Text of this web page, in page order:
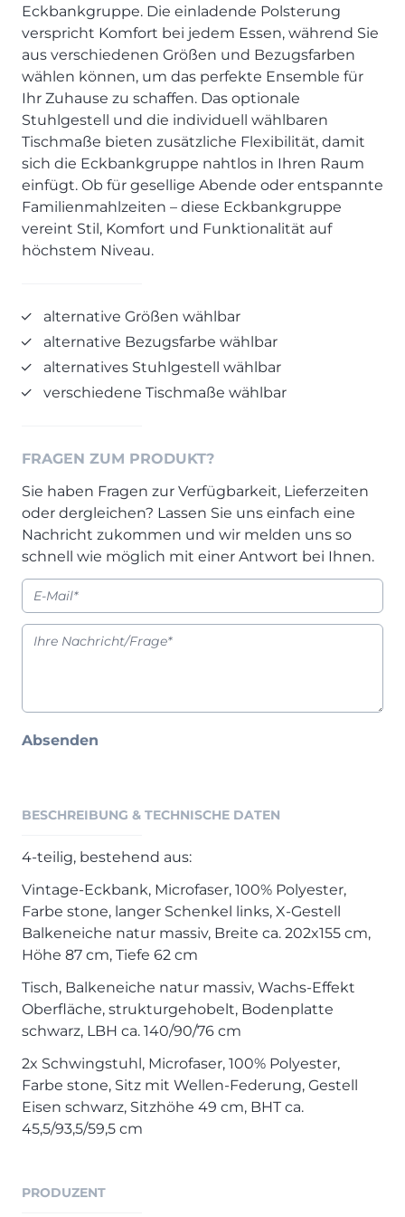
Bar- & Barhockersysteme
Beimöbel
Einzelstühle & Stuhlsysteme
Einzeltische & Tischsysteme
ALLES ANZEIGEN
SOFA, COUCH & CO.
2er Sofas & Funktionssofas
Systemgarnituren Leder
Systemgarnituren Stoff
SCHLAFZIMMER
Kleiderschränke & Systeme
Folie & Lack
KLEINMÖBEL & DIELE
Einzelmöbel & Schuhschränke
Dielenprogramme
Couchtische
Spiegel
JUGENDZIMMER
Henders & Hazel Prospekt
XOOON Prospekt
Casada - Wohnträume erfüllen
SALE
Schlafzimmer
Esszimmer
KÜCHENTECHNIK
Dunstabzug im Kochfeld
Bora - The end of normal
Neff - Mehr Raum für Kreativität
Siemens - Intelligente Lösungen für dein Zuhause
Liebherr - hat den Kühlschrank zwar nicht neu erfunden.
Aber fast.
Naber - Für die perfekte Küche
Quooker – Der Wasserhahn, der alles kann
Villeroy & Boch - Design trifft auf Funktionalität
PROSPEKTE
Lebensraum Küche
KÜCHEN PROSPEKTE
Lebensraum Küche
Prisma Journal
KÜCHENTECHNIK
Neff - Mehr Raum für Kreativität
BORA - The end of normal
AKTIONEN
Der neue MDS Prospekt
SCHLAFZIMMER
ALLES ANZEIGEN
ESSZIMMER
ALLES ANZEIGEN
KÜCHE
ALLE ANZEIGEN
Historie & Philosophie
360° Rundgang
Kunden-Bewertungen
Über uns
UNSER SERVICE
Aufmaß-Service
Entsorgungs-Service
Finanzkauf-Service
Montage-Service
SERVICES IM ÜBERBLICK
JOBS & KARRIERE
Marketing-Manager (m/w/d)
Schreiner/Monteur (m/w/d)
Kurzbewerbung senden
KONTAKT & FORMULARE
Kontakt
Beratungstermin vereinbaren
Eckbankgruppe. Die einladende Polsterung
verspricht Komfort bei jedem Essen, während Sie
aus verschiedenen Größen und Bezugsfarben
wählen können, um das perfekte Ensemble für
Ihr Zuhause zu schaffen. Das optionale
Stuhlgestell und die individuell wählbaren
Tischmaße bieten zusätzliche Flexibilität, damit
sich die Eckbankgruppe nahtlos in Ihren Raum
einfügt. Ob für gesellige Abende oder entspannte
Familienmahlzeiten – diese Eckbankgruppe
vereint Stil, Komfort und Funktionalität auf
höchstem Niveau.
alternative Größen wählbar
alternative Bezugsfarbe wählbar
alternatives Stuhlgestell wählbar
verschiedene Tischmaße wählbar
FRAGEN ZUM PRODUKT?
Sie haben Fragen zur Verfügbarkeit, Lieferzeiten
oder dergleichen? Lassen Sie uns einfach eine
Nachricht zukommen und wir melden uns so
schnell wie möglich mit einer Antwort bei Ihnen.
Absenden
BESCHREIBUNG & TECHNISCHE DATEN
4-teilig, bestehend aus:
Vintage-Eckbank, Microfaser, 100% Polyester,
Farbe stone, langer Schenkel links, X-Gestell
Balkeneiche natur massiv, Breite ca. 202x155 cm,
Höhe 87 cm, Tiefe 62 cm
Tisch, Balkeneiche natur massiv, Wachs-Effekt
Oberfläche, strukturgehobelt, Bodenplatte
schwarz, LBH ca. 140/90/76 cm
2x Schwingstuhl, Microfaser, 100% Polyester,
Farbe stone, Sitz mit Wellen-Federung, Gestell
Eisen schwarz, Sitzhöhe 49 cm, BHT ca.
45,5/93,5/59,5 cm
PRODUZENT